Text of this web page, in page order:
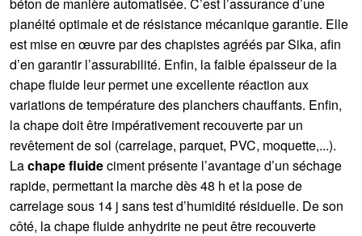
planéité optimale et de résistance mécanique garantie. Elle
est mise en œuvre par des chapistes agréés par Sika, afin
d’en garantir l’assurabilité. Enfin, la faible épaisseur de la
chape fluide leur permet une excellente réaction aux
variations de température des planchers chauffants. Enfin,
la chape doit être impérativement recouverte par un
revêtement de sol (carrelage, parquet, PVC, moquette,...).
Lachape fluideciment présente l’avantage d’un séchage
rapide, permettant la marche dès 48 h et la pose de
carrelage sous 14 j sans test d’humidité résiduelle. De son
côté, la chape fluide anhydrite ne peut être recouverte